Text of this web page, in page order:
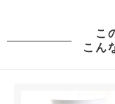
こ
こん